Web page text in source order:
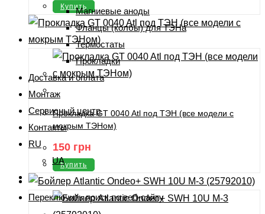
Магниевые аноды
Фланцы (колбы) для ТЭНа
Термостаты
Прокладки
Доставка и оплата
Монтаж
Сервисный центр
Контакты
RU
UA
Переключить поиск по веб-сайту
Купить
Прокладка GT 0040 Atl под ТЭН (все модели с
мокрым ТЭНом)
150 грн
Купить